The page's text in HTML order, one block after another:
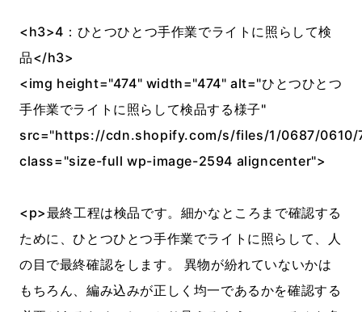
<h3>4：ひとつひとつ手作業でライトに照らして検
品</h3>
<img height="474" width="474" alt="ひとつひとつ
手作業でライトに照らして検品する様子"
src="https://cdn.shopify.com/s/files/1/0687/0610/
class="size-full wp-image-2594 aligncenter">
<p>最終工程は検品です。細かなところまで確認する
ために、ひとつひとつ手作業でライトに照らして、人
の目で最終確認をします。 異物が紛れていないかは
もちろん、編み込みが正しく均一であるかを確認する